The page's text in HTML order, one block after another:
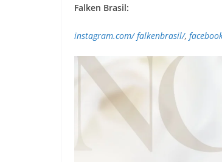
Falken Brasil:
instagram.com/ falkenbrasil/,